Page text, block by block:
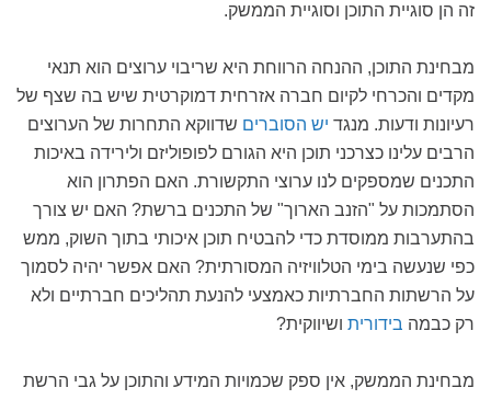
זה הן סוגיית התוכן וסוגיית הממשק.
מבחינת התוכן, ההנחה הרווחת היא שריבוי ערוצים הוא תנאי
מקדים והכרחי לקיום חברה אזרחית דמוקרטית שיש בה שצף של
רעיונות ודעות. מנגד יש הסוברים שדווקא התחרות של הערוצים
הרבים עלינו כצרכני תוכן היא הגורם לפופוליזם ולירידה באיכות
התכנים שמספקים לנו ערוצי התקשורת. האם הפתרון הוא
הסתמכות על "הזנב הארוך" של התכנים ברשת? האם יש צורך
בהתערבות ממוסדת כדי להבטיח תוכן איכותי בתוך השוק, ממש
כפי שנעשה בימי הטלוויזיה המסורתית? האם אפשר יהיה לסמוך
על הרשתות החברתיות כאמצעי להנעת תהליכים חברתיים ולא
רק כבמה בידורית ושיווקית?
מבחינת הממשק, אין ספק שכמויות המידע והתוכן על גבי הרשת